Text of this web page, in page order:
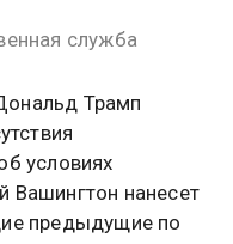
служба
Трамп
условиях
Вашингтон нанесет
предыдущие по